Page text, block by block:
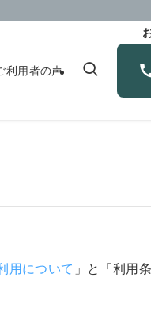
利用者の声
用について 」と「利用条